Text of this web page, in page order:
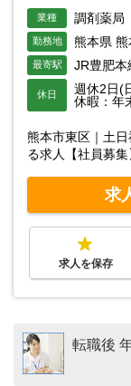
業種 調剤薬局
勤務地 熊本県
最寄駅 JR豊肥本
休日
週休2日(
休暇：年
熊本市東区｜土
る求人【社員募集
求
求人を保存
転職後